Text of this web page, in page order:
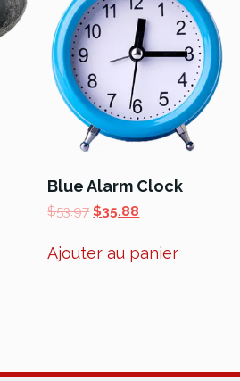
Blue Alarm Clock
$53.97 Le
initial
était :
$35.88
actuel
est :
Ajouter au panier